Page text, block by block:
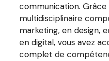
communication. Grâce
multidisciplinaire
marketing, en design,
en digital, vous avez
complet de